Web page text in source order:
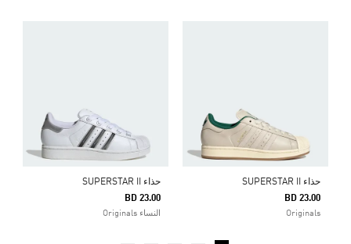
حذاء SUPERSTAR II
BD 23.00
Originals
حذاء SUPERSTAR II
BD 23.00
النساء Originals